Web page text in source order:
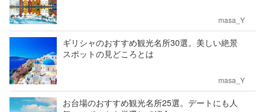
masa_Y
ギリシャのおすすめ観光名所30選。美しい絶景
スポットの見どころとは
masa_Y
お台場のおすすめ観光名所25選。デートにも人